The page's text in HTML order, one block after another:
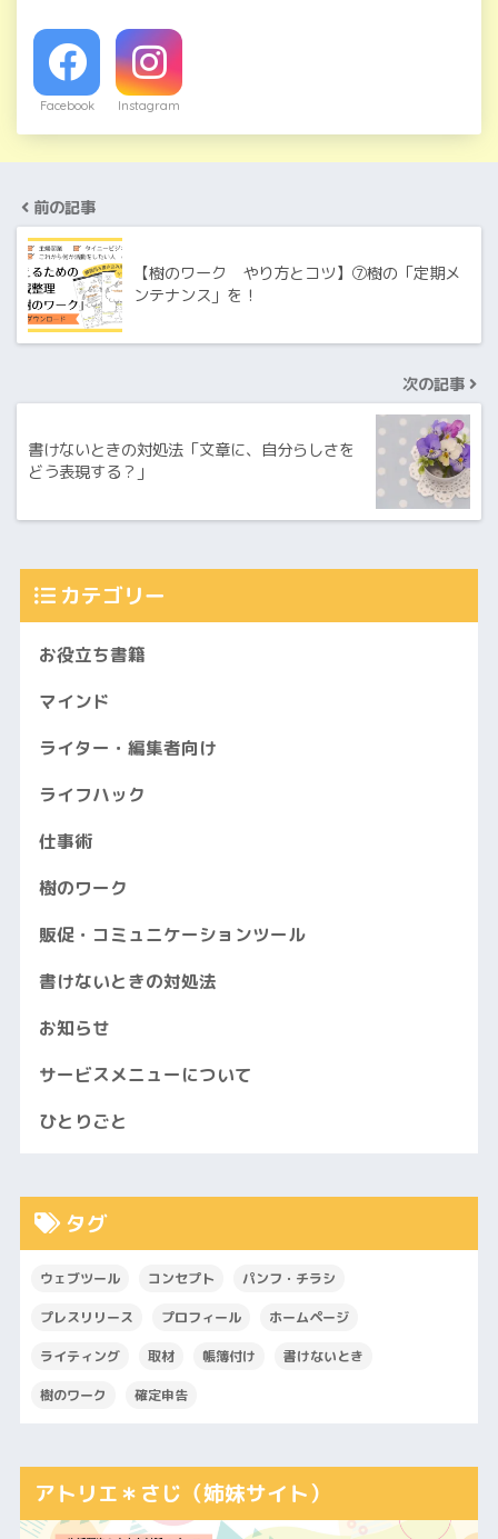
Facebook Instagram
前の記事
【樹のワーク やり方とコツ】⑦樹の「定期メ
ンテナンス」を！
次の記事
書けないときの対処法「文章に、自分らしさを
どう表現する？」
カテゴリー
お役立ち書籍
マインド
ライター・編集者向け
ライフハック
仕事術
樹のワーク
販促・コミュニケーションツール
書けないときの対処法
お知らせ
サービスメニューについて
ひとりごと
タグ
ウェブツール コンセプト パンフ・チラシ
プレスリリース プロフィール ホームページ
ライティング 取材 帳簿付け 書けないとき
樹のワーク 確定申告
アトリエ＊さじ（姉妹サイト）